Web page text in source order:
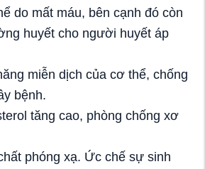
do mất máu, bên cạnh đó còn
huyết cho người huyết áp
miễn dịch của cơ thể, chống
bệnh.
tăng cao, phòng chống xơ
phóng xạ. Ức chế sự sinh